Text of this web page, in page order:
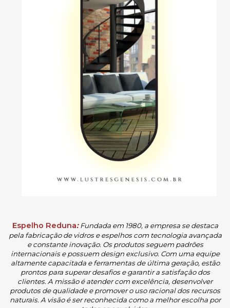
Espelho Reduna: Fundada em 1980, a empresa se destaca
pela fabricação de vidros e espelhos com tecnologia avançada
e constante inovação. Os produtos seguem padrões
internacionais e possuem design exclusivo. Com uma equipe
altamente capacitada e ferramentas de última geração, estão
prontos para superar desafios e garantir a satisfação dos
clientes. A missão é atender com excelência, desenvolver
produtos de qualidade e promover o uso racional dos recursos
naturais. A visão é ser reconhecida como a melhor escolha por